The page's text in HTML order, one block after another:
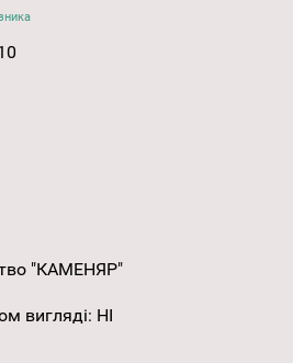
"КАМЕНЯР"
вигляді: НІ